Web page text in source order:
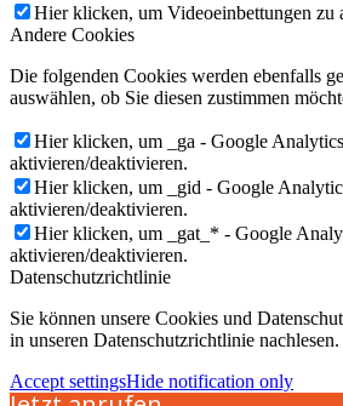
Hier klicken, um Videoeinbettungen zu
Andere Cookies
Die folgenden Cookies werden ebenfalls
auswählen, ob Sie diesen zustimmen
Hier klicken, um _ga - Google
aktivieren/deaktivieren.
Hier klicken, um _gid - Google
aktivieren/deaktivieren.
Hier klicken, um _gat_* - Google
aktivieren/deaktivieren.
Datenschutzrichtlinie
Sie können unsere Cookies und
in unseren Datenschutzrichtlinie nachlesen.
Accept settingsHide notification only